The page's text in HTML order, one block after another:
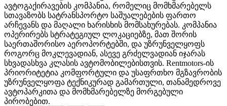
ავტოგაქირავების კომპანია, რომელიც მომხმარებელს
სთავაზობს სატრანსპორტო საშუალებების ფართო
არჩევანს და მაღალი ხარისხის მომსახურებას. კომპანია
ოპერირებს სტრატეგიულ ლოკაციებზე, მათ შორის
საერთაშორისო აეროპორტებში, და უზრუნველყოფს
როგორც მოკლევადიან, ასევე გრძელვადიან იჯარას
სხვადასხვა კლასის ავტომობილებისთვის. Rentmotors-ის
პრიორიტეტია კომფორტული და უსაფრთხო მგზავრობის
უზრუნველყოფა ტექნიკურად გამართული, თანამედროვე
ავტოპარკითა და მომხმარებელზე მორგებული
პირობებით.